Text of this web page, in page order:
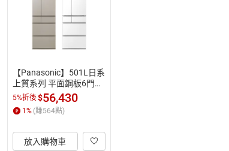
【Panasonic】501L日系
上質系列 平面鋼板6門電
冰箱(NR-F509XT)(晶鑽
白/香檳金)
5%折後$56,430
1% (賺564點)
放入購物車